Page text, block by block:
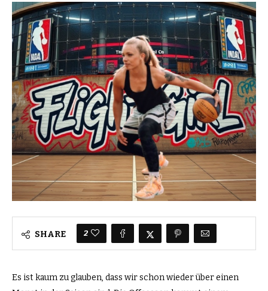
SHARE 2
Es ist kaum zu glauben, dass wir schon wieder über einen